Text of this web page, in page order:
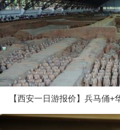
【西安一日游报价】兵马俑